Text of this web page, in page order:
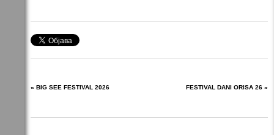
« BIG SEE FESTIVAL 2026 FESTIVAL DANI ORISA 26 »